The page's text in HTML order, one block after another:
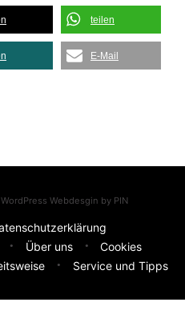
teilen
E-Mail
Webdesgin by PIN
Über uns
Cookies
Service und Tipps